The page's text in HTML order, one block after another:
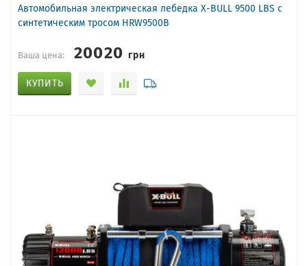
Автомобильная электрическая лебедка X-BULL 9500 LBS с
синтетическим тросом HRW9500B
Ваша цена: 20020грн
КУПИТЬ